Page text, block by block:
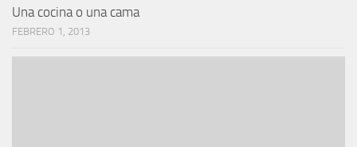
Una cocina o una cama
FEBRERO 1, 2013